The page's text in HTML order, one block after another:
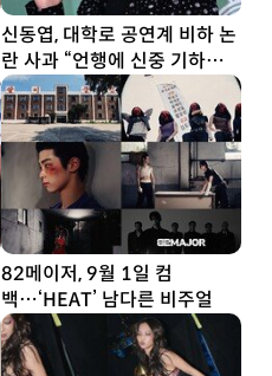
신동엽, 대학로 공연계 비하 논
란 사과 “언행에 신중 기하겠
다”
82메이저, 9월 1일 컴
백…‘HEAT’ 남다른 비주얼